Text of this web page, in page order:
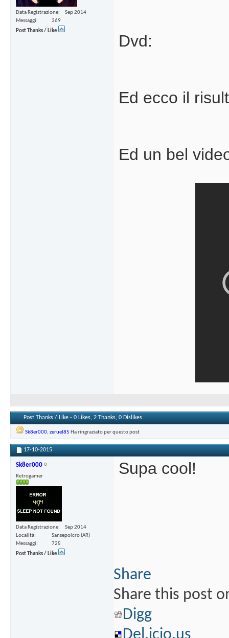
Data Registrazione
Sep 2014
Messaggi
369
Post Thanks / Like
Dvd:
Ed ecco il
Ed un bel
Post Thanks / Like - 0 Likes, 2 Thanks, 0 Dislikes
Sk8er000, zeruel85 Ha ringraziato per questo post
17-10-2015
Sk8er000
Retrogamer
Data Registrazione
Sep 2014
Località
Sansepolcro (AR)
Messaggi
725
Post Thanks / Like
Supa cool!
Share
Share this post
Digg